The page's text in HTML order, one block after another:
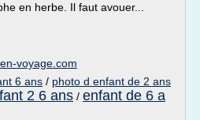
en herbe. Il faut avouer...
voyage.com
6 ans / photo d enfant de 2 ans
2 6 ans / enfant de 6 a